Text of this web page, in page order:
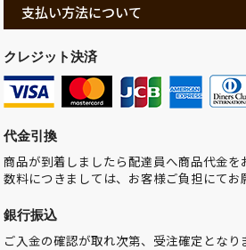
支払い方法について
クレジット決済
代金引換
商品が到着しましたら配達員へ商品代金を
数料につきましては、お客様ご負担にてお
銀行振込
ご入金の確認が取れ次第、受注確定となり